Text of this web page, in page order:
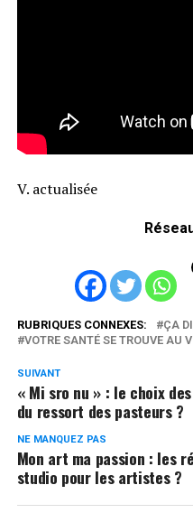
V. actualisée
RUBRIQUES CONNEXES: ÇA
VOTRE SANTÉ SE TROUVE AU
SUIVANT
« Mi sro nu » : le choix
du ressort des pasteurs ?
NE MANQUEZ PAS
Mon art ma passion : les
studio pour les artistes ?